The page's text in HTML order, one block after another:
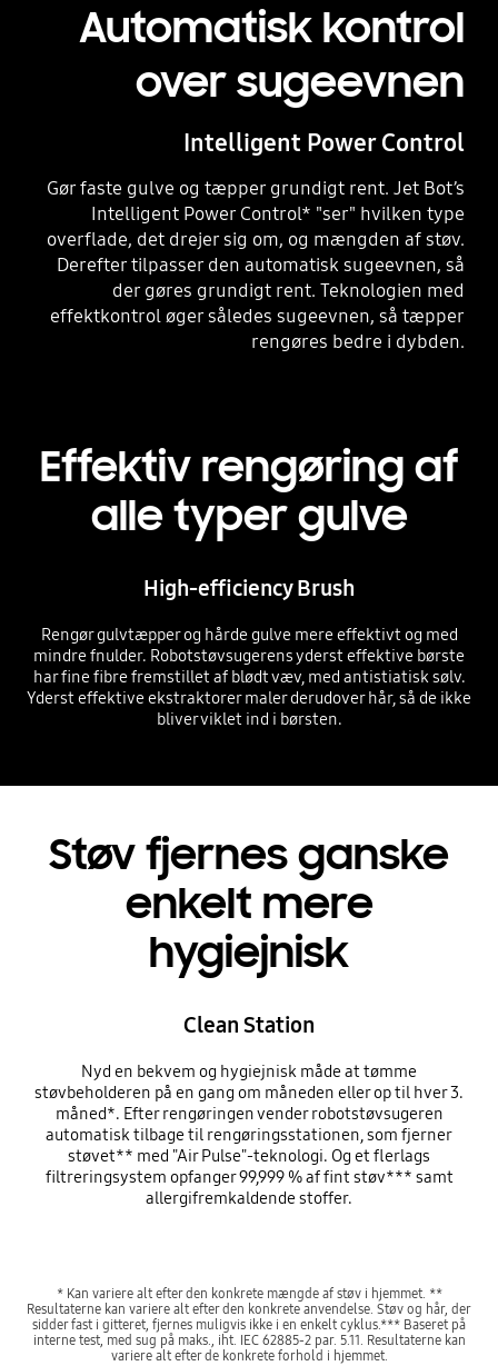
Automatisk kontrol
over sugeevnen
Intelligent Power Control
Gør faste gulve og tæpper grundigt rent. Jet Bot’s
Intelligent Power Control* "ser" hvilken type
overflade, det drejer sig om, og mængden af støv.
Derefter tilpasser den automatisk sugeevnen, så
der gøres grundigt rent. Teknologien med
effektkontrol øger således sugeevnen, så tæpper
rengøres bedre i dybden.
Effektiv rengøring af
alle typer gulve
High-efficiency Brush
Rengør gulvtæpper og hårde gulve mere effektivt og med
mindre fnulder. Robotstøvsugerens yderst effektive børste
har fine fibre fremstillet af blødt væv, med antistiatisk sølv.
Yderst effektive ekstraktorer maler derudover hår, så de ikke
bliver viklet ind i børsten.
Støv fjernes ganske
enkelt mere
hygiejnisk
Clean Station
Nyd en bekvem og hygiejnisk måde at tømme
støvbeholderen på en gang om måneden eller op til hver 3.
måned*. Efter rengøringen vender robotstøvsugeren
automatisk tilbage til rengøringsstationen, som fjerner
støvet** med "Air Pulse"-teknologi. Og et flerlags
filtreringsystem opfanger 99,999 % af fint støv*** samt
allergifremkaldende stoffer.
* Kan variere alt efter den konkrete mængde af støv i hjemmet. **
Resultaterne kan variere alt efter den konkrete anvendelse. Støv og hår, der
sidder fast i gitteret, fjernes muligvis ikke i en enkelt cyklus.*** Baseret på
interne test, med sug på maks., iht. IEC 62885-2 par. 5.11. Resultaterne kan
variere alt efter de konkrete forhold i hjemmet.